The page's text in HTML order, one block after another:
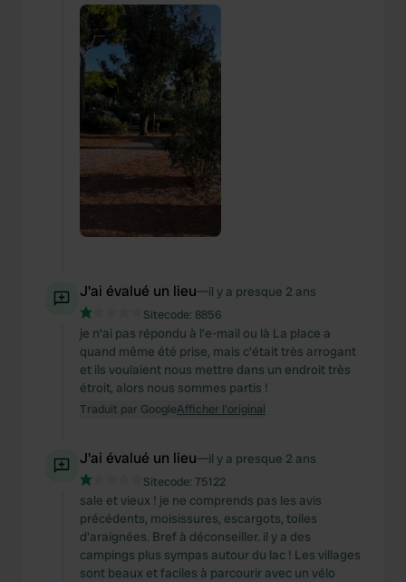
J'ai évalué un lieu—il y a presque 2 ans
Sitecode: 8856
je n'ai pas répondu à l'e-mail ou là La place a
quand même été prise, mais c'était très arrogant
et ils voulaient nous mettre dans un endroit très
étroit, alors nous sommes partis !
Traduit par GoogleAfficher l'original
J'ai évalué un lieu—il y a presque 2 ans
Sitecode: 75122
sale et vieux ! je ne comprends pas les avis
précédents, moisissures, escargots, toiles
d'araignées. Bref à déconseiller. il y a des
campings plus sympas autour du lac ! Les villages
sont beaux et faciles à parcourir avec un vélo